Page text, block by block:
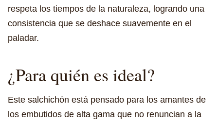
respeta los tiempos de la naturaleza, logrando una
consistencia que se deshace suavemente en el
paladar.
¿Para quién es ideal?
Este salchichón está pensado para los amantes de
los embutidos de alta gama que no renuncian a la